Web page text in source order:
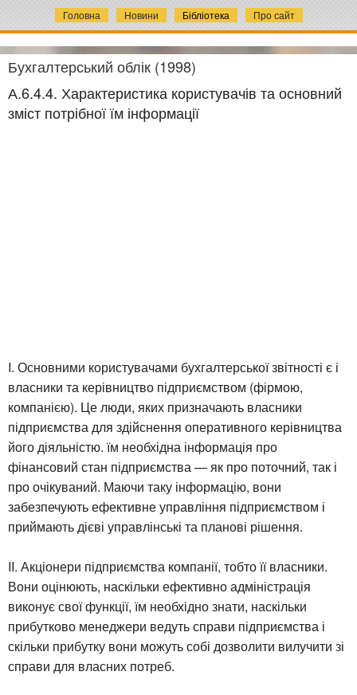
Головна Новини Бібліотека Про сайт
Бухгалтерський облік (1998)
А.6.4.4. Характеристика користувачів та основний
зміст потрібної їм інформації
I. Основними користувачами бухгалтерської звітності є і
власники та керівництво підприємством (фірмою,
компанією). Це люди, яких призначають власники
підприємства для здійснення оперативного керівництва
його діяльністю. їм необхідна інформація про
фінансовий стан підприємства — як про поточний, так і
про очікуваний. Маючи таку інформацію, вони
забезпечують ефективне управління підприємством і
приймають дієві управлінські та планові рішення.
II. Акціонери підприємства компанії, тобто її власники.
Вони оцінюють, наскільки ефективно адміністрація
виконує свої функції, їм необхідно знати, наскільки
прибутково менеджери ведуть справи підприємства і
скільки прибутку вони можуть собі дозволити вилучити зі
справи для власних потреб.